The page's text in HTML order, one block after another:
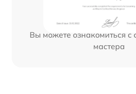
Вы можете ознакомиться с
мастера